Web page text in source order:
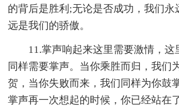
的背后是胜利;无论是否成功，我们永
远是我们的骄傲。
11.掌声响起来这里需要激情，这
同样需要掌声。当你乘胜而归，我们
贺，当你失败而来，我们同样为你鼓
掌声再一次想起的时候，你已经站在